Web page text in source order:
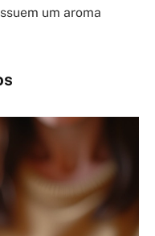
um aroma